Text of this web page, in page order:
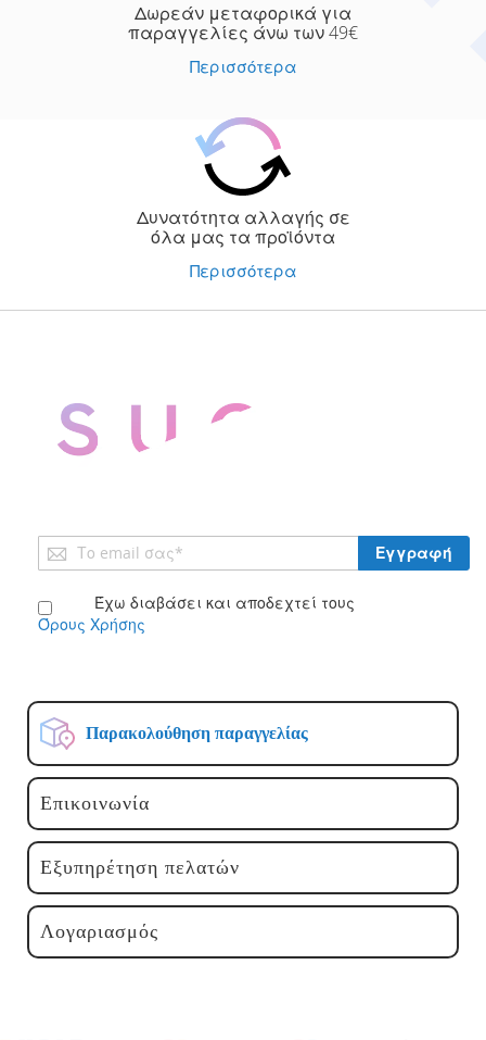
Δωρεάν μεταφορικά για
παραγγελίες άνω των 49€
Περισσότερα
Δυνατότητα αλλαγής σε
όλα μας τα προϊόντα
Περισσότερα
Παρακολούθηση παραγγελίας
Επικοινωνία
Εξυπηρέτηση πελατών
Λογαριασμός
Εγγραφή
στο
Δελτίο: Έχω διαβάσει και αποδεχτεί τους
Όρους Χρήσης
Εγγραφή